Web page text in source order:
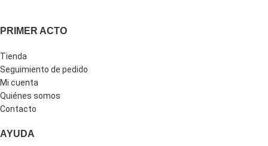
PRIMER ACTO
Tienda
Seguimiento de pedido
Mi cuenta
Quiénes somos
Contacto
AYUDA